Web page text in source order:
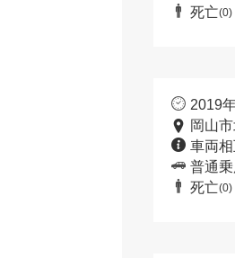
死亡(0)
2019
岡山
車両
普通
死亡(0)